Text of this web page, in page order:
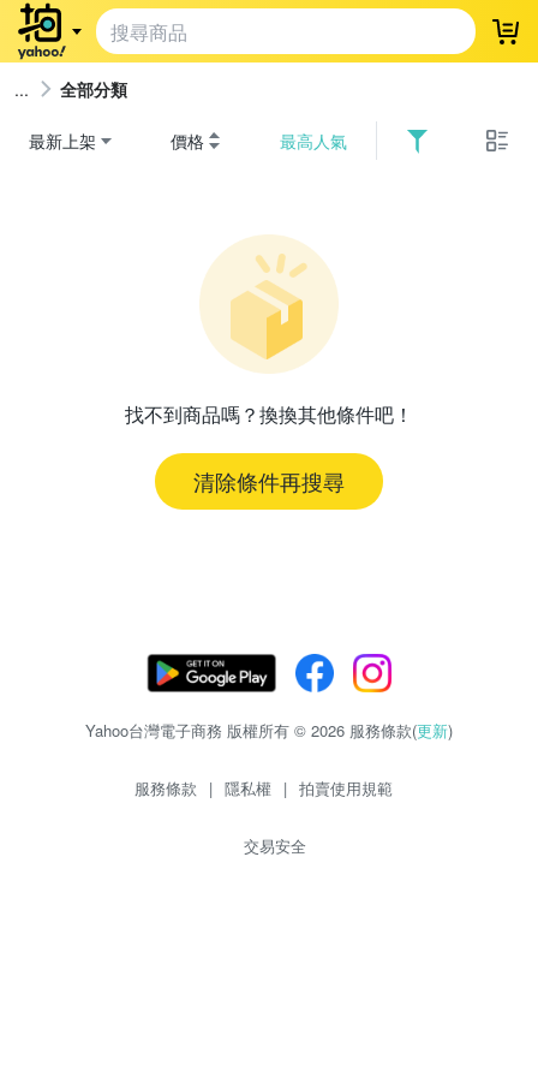
登
全部分類
最新上架 價格 最高人氣
找不到商品嗎？換換其他條件吧！
清除條件再搜尋
Yahoo台灣電子商務 版權所有 © 2026 服務條款(更新)
服務條款 | 隱私權 | 拍賣使用規範
交易安全